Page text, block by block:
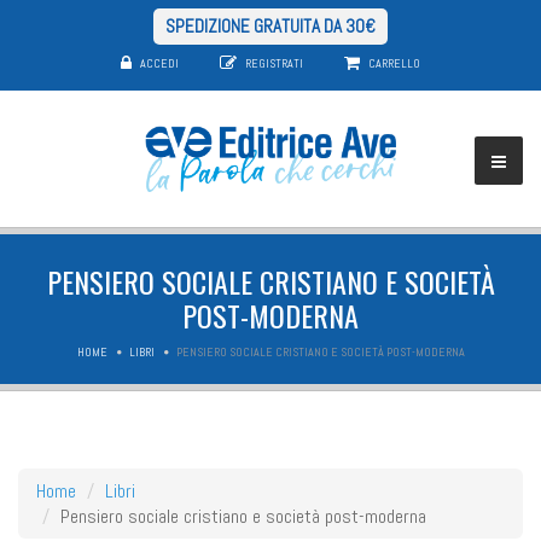
SPEDIZIONE GRATUITA DA 30€
ACCEDI REGISTRATI CARRELLO
PENSIERO SOCIALE CRISTIANO E SOCIETÀ
POST-MODERNA
HOME LIBRI PENSIERO SOCIALE CRISTIANO E SOCIETÀ POST-MODERNA
Home
Libri
Pensiero sociale cristiano e società post-moderna